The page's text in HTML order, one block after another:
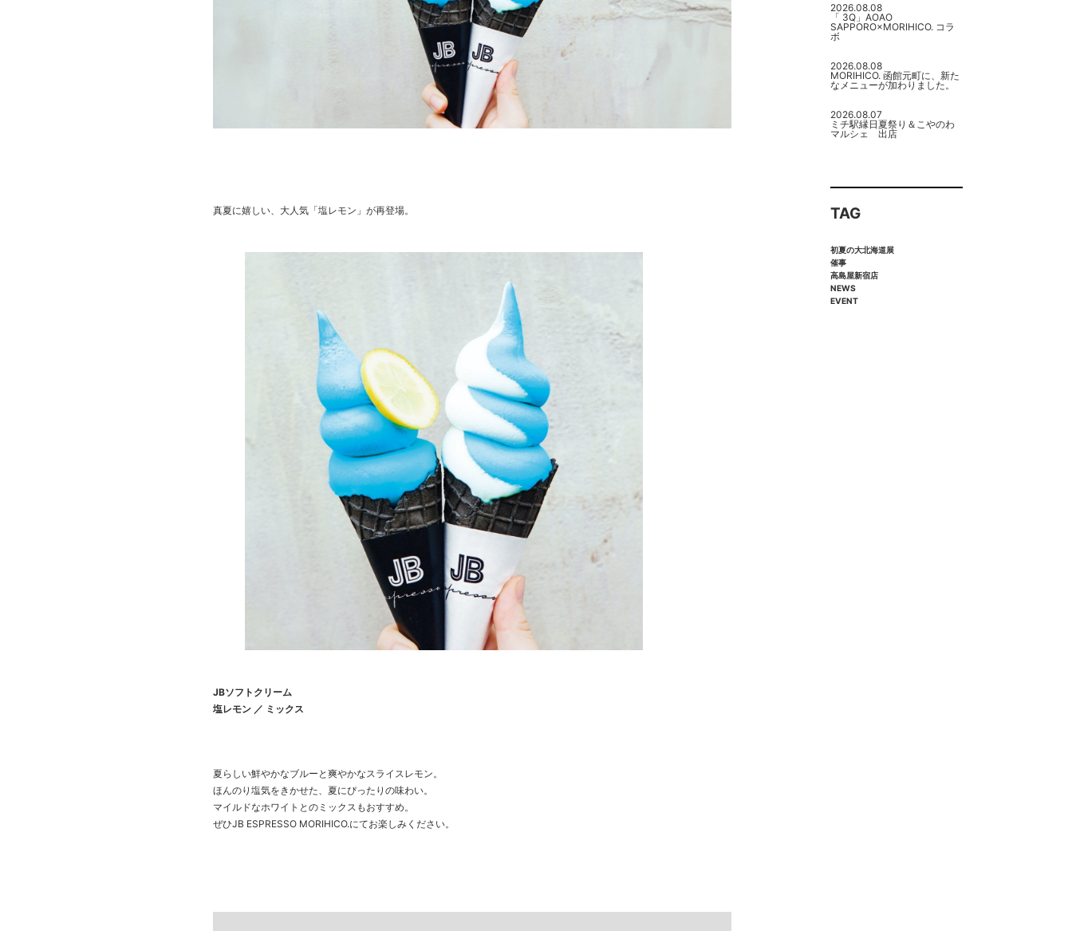
真夏に嬉しい、大人気「塩レモン」が再登場。
JBソフトクリーム
塩レモン ／ ミックス
夏らしい鮮やかなブルーと爽やかなスライスレモン。
ほんのり塩気をきかせた、夏にぴったりの味わい。
マイルドなホワイトとのミックスもおすすめ。
ぜひJB ESPRESSO MORIHICO.にてお楽しみください。
2026.08.08
「 3Q」AOAO
SAPPORO×MORIHICO. コラ
ボ
2026.08.08
MORIHICO. 函館元町に、新た
なメニューが加わりました。
2026.08.07
ミチ駅縁日夏祭り＆こやのわ
マルシェ 出店
TAG
初夏の大北海道展
催事
高島屋新宿店
NEWS
EVENT